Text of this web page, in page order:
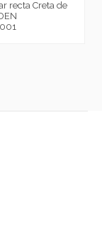
recta Creta de